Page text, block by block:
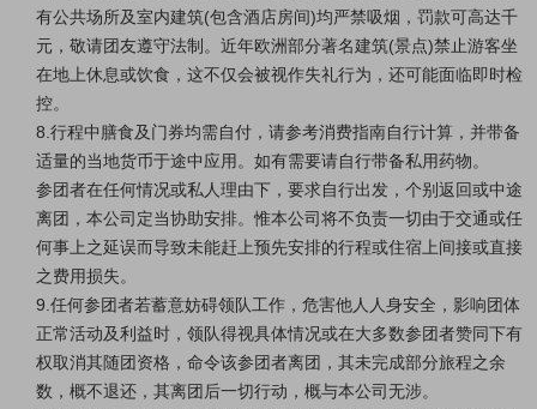
有公共场所及室内建筑(包含酒店房间)均严禁吸烟，罚款可高达千
元，敬请团友遵守法制。近年欧洲部分著名建筑(景点)禁止游客坐
在地上休息或饮食，这不仅会被视作失礼行为，还可能面临即时检
控。
8.行程中膳食及门券均需自付，请参考消费指南自行计算，并带备
适量的当地货币于途中应用。如有需要请自行带备私用药物。
参团者在任何情况或私人理由下，要求自行出发，个别返回或中途
离团，本公司定当协助安排。惟本公司将不负责一切由于交通或任
何事上之延误而导致未能赶上预先安排的行程或住宿上间接或直接
之费用损失。
9.任何参团者若蓄意妨碍领队工作，危害他人人身安全，影响团体
正常活动及利益时，领队得视具体情况或在大多数参团者赞同下有
权取消其随团资格，命令该参团者离团，其未完成部分旅程之余
数，概不退还，其离团后一切行动，概与本公司无涉。